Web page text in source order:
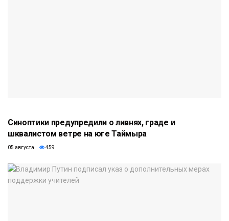
Синоптики предупредили о ливнях, граде и
шквалистом ветре на юге Таймыра
05 августа 459